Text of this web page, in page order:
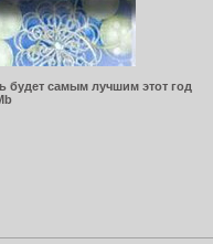
будет самым лучшим этот год